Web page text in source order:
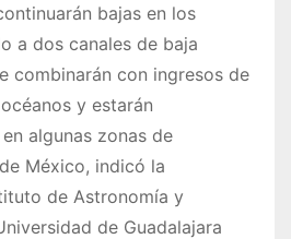
bajas en los
a dos canales de baja
combinarán con ingresos de
y estarán
algunas zonas de
México, indicó la
de Astronomía y
de Guadalajara